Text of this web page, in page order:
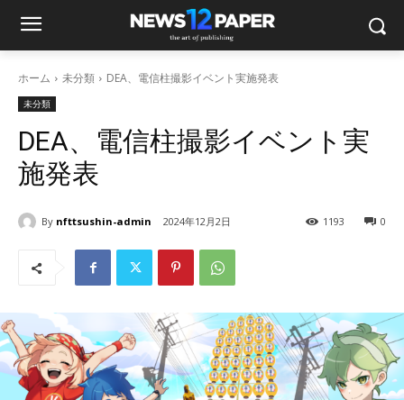
ホーム 未分類 DEA、電信柱撮影イベント実施発表
未分類
DEA、電信柱撮影イベント実
施発表
By nfttsushin-admin 2024年12月2日 0
1193